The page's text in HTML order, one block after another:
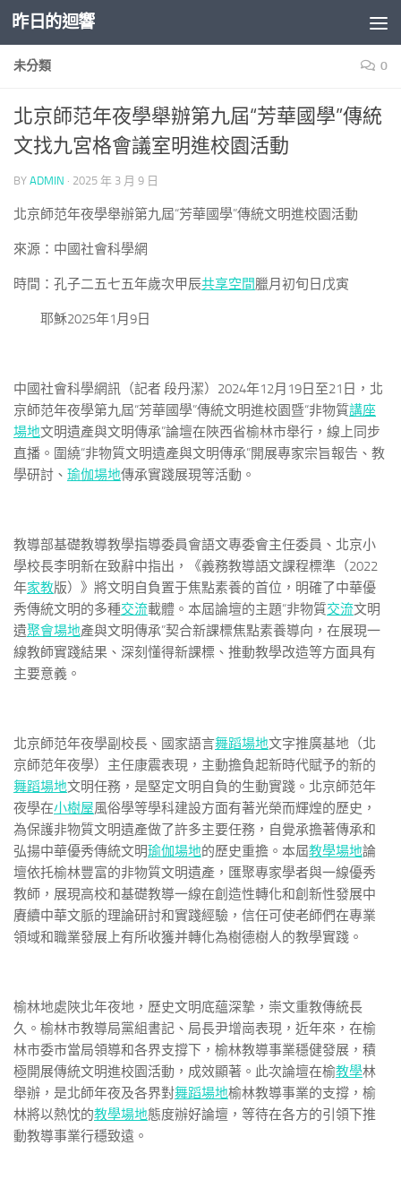
Skip to content
昨日的迴響
未分類 0
北京師范年夜學舉辦第九屆“芳華國學”傳統
文找九宮格會議室明進校園活動
BY ADMIN · 2025 年 3 月 9 日
北京師范年夜學舉辦第九屆“芳華國學”傳統文明進校園活動
來源：中國社會科學網
時間：孔子二五七五年歲次甲辰共享空間臘月初旬日戊寅
耶穌2025年1月9日
中國社會科學網訊（記者段丹潔） 2024年12月19日至21日，北
京師范年夜學第九屆“芳華國學”傳統文明進校園暨“非物質講座
場地文明遺產與文明傳承”論壇在陜西省榆林市舉行，線上同步
直播。圍繞“非物質文明遺產與文明傳承”開展專家宗旨報告、教
學研討、 瑜伽場地傳承實踐展現等活動。
教導部基礎教導教學指導委員會語文專委會主任委員、北京小
學校長李明新在致辭中指出，《義務教導語文課程標準（2022
年家教版）》將文明自負置于焦點素養的首位，明確了中華優
秀傳統文明的多種交流載體。本屆論壇的主題“非物質交流文明
遺聚會場地產與文明傳承”契合新課標焦點素養導向，在展現一
線教師實踐結果、深刻懂得新課標、推動教學改造等方面具有
主要意義。
北京師范年夜學副校長、國家語言舞蹈場地文字推廣基地（北
京師范年夜學）主任康震表現，主動擔負起新時代賦予的新的
舞蹈場地文明任務，是堅定文明自負的生動實踐。北京師范年
夜學在小樹屋風俗學等學科建設方面有著光榮而輝煌的歷史，
為保護非物質文明遺產做了許多主要任務，自覺承擔著傳承和
弘揚中華優秀傳統文明瑜伽場地的歷史重擔。本屆教學場地論
壇依托榆林豐富的非物質文明遺產，匯聚專家學者與一線優秀
教師，展現高校和基礎教導一線在創造性轉化和創新性發展中
賡續中華文脈的理論研討和實踐經驗，信任可使老師們在專業
領域和職業發展上有所收獲并轉化為樹德樹人的教學實踐。
榆林地處陜北年夜地，歷史文明底蘊深摯，崇文重教傳統長
久。榆林市教導局黨組書記、局長尹增崗表現，近年來，在榆
林市委市當局領導和各界支撐下，榆林教導事業穩健發展，積
極開展傳統文明進校園活動，成效顯著。此次論壇在榆教學林
舉辦，是北師年夜及各界對舞蹈場地榆林教導事業的支撐，榆
林將以熱忱的教學場地態度辦好論壇，等待在各方的引領下推
動教導事業行穩致遠。